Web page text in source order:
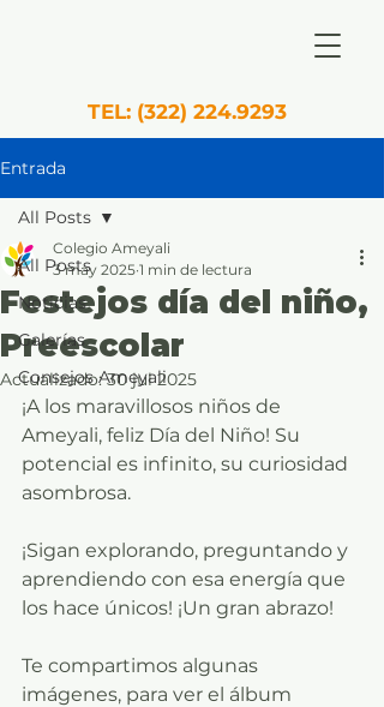
TEL: (322) 224.9293
Entrada
All Posts
Noticias
Galerías
Consejos Ameyali
All Posts
Festejos día del niño,
Preescolar
Colegio Ameyali
3 may 2025 1 min de lectura
Actualizado:30 jul 2025
¡A los maravillosos niños de
Ameyali, feliz Día del Niño! Su
potencial es infinito, su curiosidad
asombrosa.
¡Sigan explorando, preguntando y
aprendiendo con esa energía que
los hace únicos! ¡Un gran abrazo!
Te compartimos algunas
imágenes, para ver el álbum